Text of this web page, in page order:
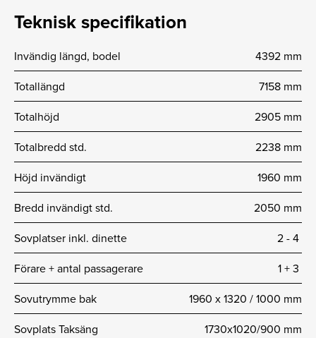
Teknisk specifikation
Invändig längd, bodel
4392 mm
Totallängd
7158 mm
Totalhöjd
2905 mm
Totalbredd std.
2238 mm
Höjd invändigt
1960 mm
Bredd invändigt std.
2050 mm
Sovplatser inkl. dinette
2 -­ 4
Förare + antal passagerare
1 + 3
Sovutrymme bak
1960 x 1320 / 1000 mm
Sovplats Taksäng
1730x1020/900 mm